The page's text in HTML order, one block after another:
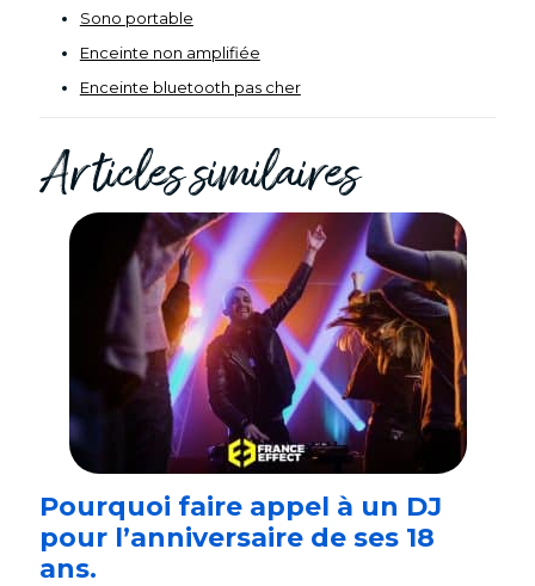
Sono portable
Enceinte non amplifiée
Enceinte bluetooth pas cher
Articles similaires
Pourquoi faire appel à un DJ
pour l’anniversaire de ses 18
ans.